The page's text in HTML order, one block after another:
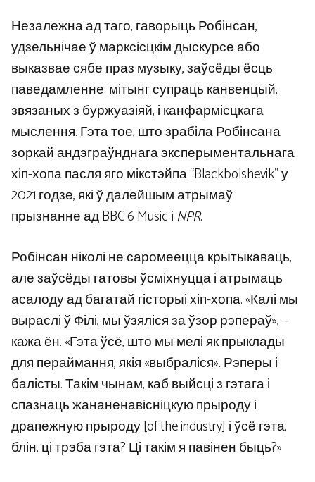
Незалежна ад таго, гаворыць Робінсан,
удзельнічае ў марксісцкім дыскурсе або
выказвае сябе праз музыку, заўсёды ёсць
паведамленне: мітынг супраць канвенцый,
звязаных з буржуазіяй, і канфармісцкага
мыслення. Гэта тое, што зрабіла Робінсана
зоркай андэграўнднага эксперыментальнага
хіп-хопа пасля яго мікстэйпа “Blackbolshevik” у
2021 годзе, які ў далейшым атрымаў
прызнанне ад BBC 6 Music і NPR.
Робінсан ніколі не саромеецца крытыкаваць,
але заўсёды гатовы ўсміхнуцца і атрымаць
асалоду ад багатай гісторыі хіп-хопа. «Калі мы
выраслі ў Філі, мы ўзяліся за ўзор рэпераў», —
кажа ён. «Гэта ўсё, што мы мелі як прыклады
для пераймання, якія «выбраліся». Рэперы і
балісты. Такім чынам, каб выйсці з гэтага і
спазнаць жананенавісніцкую прыроду і
драпежную прыроду [of the industry] і ўсё гэта,
блін, ці трэба гэта? Ці такім я павінен быць?»